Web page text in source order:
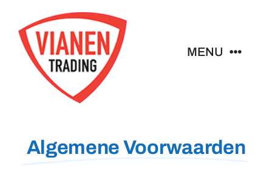
naar
inhoud
MENU
Buttons
Algemene Voorwaarden